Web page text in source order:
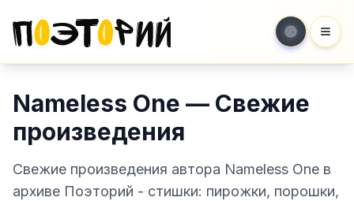
Nameless One — Свежие
произведения
Свежие произведения автора Nameless One в
архиве Поэторий - стишки: пирожки, порошки,